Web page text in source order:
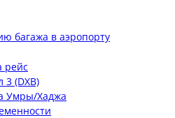
багажа в аэропорту
рейс
(DXB)
Умры/Хаджа